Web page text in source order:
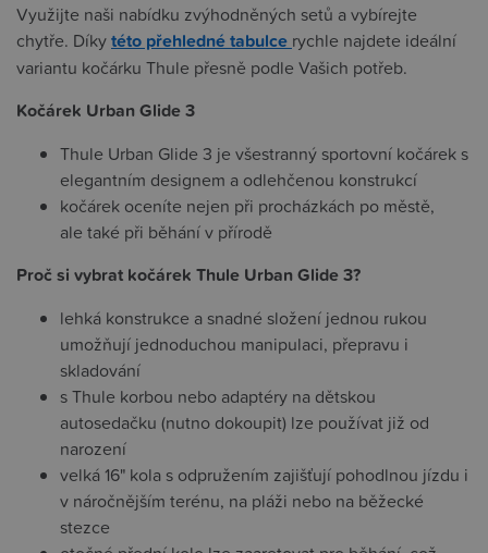
Využijte naši nabídku zvýhodněných setů a vybírejte
chytře. Díkytéto přehledné tabulce rychle najdete ideální
variantu kočárku Thule přesně podle Vašich potřeb.
Kočárek Urban Glide 3
Thule Urban Glide 3 je všestranný sportovní kočárek s
elegantním designem a odlehčenou konstrukcí
kočárek oceníte nejen při procházkách po městě,
ale také při běhání v přírodě
Proč si vybrat kočárek Thule Urban Glide 3?
lehká konstrukce a snadné složení jednou rukou
umožňují jednoduchou manipulaci, přepravu i
skladování
s Thule korbou nebo adaptéry na dětskou
autosedačku (nutno dokoupit) lze používat již od
narození
velká 16" kola s odpružením zajišťují pohodlnou jízdu i
v náročnějším terénu, na pláži nebo na běžecké
stezce